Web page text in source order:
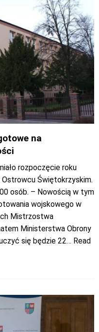
na
rozpoczęcie roku
Świętokrzyskim.
osób. – Nowością w tym
wojskowego w
Mistrzostwa
Ministerstwa Obrony
się będzie 22… Read